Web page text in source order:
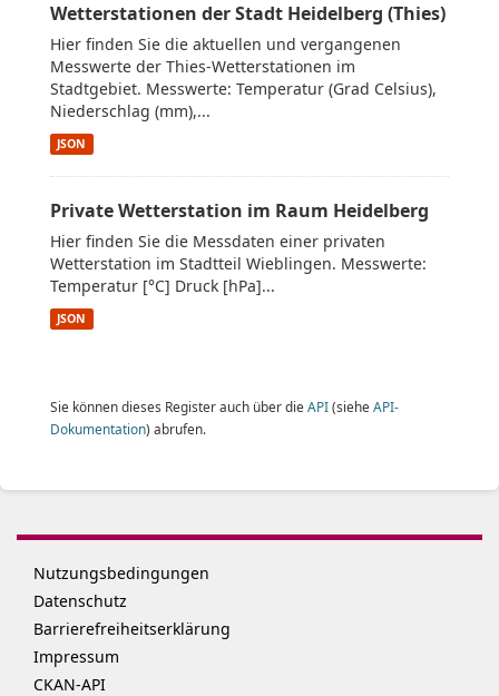
Wetterstationen der Stadt Heidelberg (Thies)
Hier finden Sie die aktuellen und vergangenen
Messwerte der Thies-Wetterstationen im
Stadtgebiet. Messwerte: Temperatur (Grad Celsius),
Niederschlag (mm),...
JSON
Private Wetterstation im Raum Heidelberg
Hier finden Sie die Messdaten einer privaten
Wetterstation im Stadtteil Wieblingen. Messwerte:
Temperatur [°C] Druck [hPa]...
JSON
Sie können dieses Register auch über die API(siehe API-
Dokumentation) abrufen.
Nutzungsbedingungen
Datenschutz
Barrierefreiheitserklärung
Impressum
CKAN-API